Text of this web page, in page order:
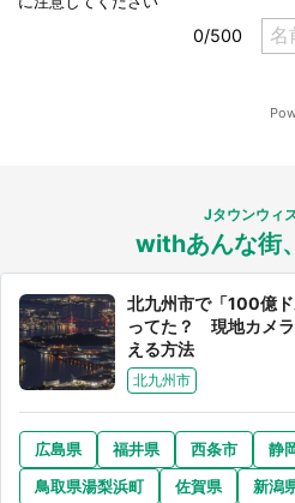
選択す
Jタウンウィ
withあんな街
北九州市で「100億
ってた？ 現地カメ
える方法
北九州市
広島県 福井県 西条市 静
鳥取県湯梨浜町
佐賀県 新潟